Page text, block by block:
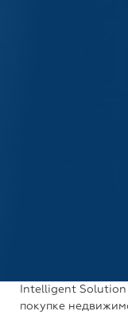
Intelligent
покупке